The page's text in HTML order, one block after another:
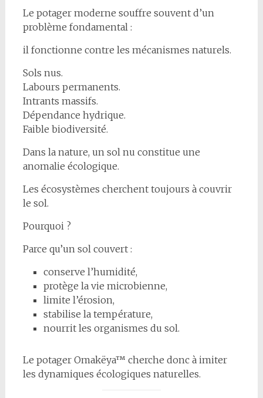
Le potager moderne souffre souvent d’un
problème fondamental :
il fonctionne contre les mécanismes naturels.
Sols nus.
Labours permanents.
Intrants massifs.
Dépendance hydrique.
Faible biodiversité.
Dans la nature, un sol nu constitue une
anomalie écologique.
Les écosystèmes cherchent toujours à couvrir
le sol.
Pourquoi ?
Parce qu’un sol couvert :
conserve l’humidité,
protège la vie microbienne,
limite l’érosion,
stabilise la température,
nourrit les organismes du sol.
Le potager Omakëya™ cherche donc à imiter
les dynamiques écologiques naturelles.